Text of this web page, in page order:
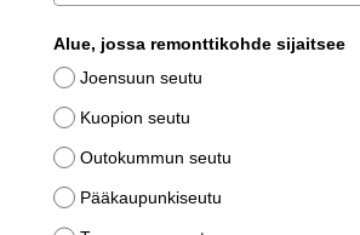
Alue, jossa remonttikohde sijaitsee
Joensuun seutu
Kuopion seutu
Outokummun seutu
Pääkaupunkiseutu